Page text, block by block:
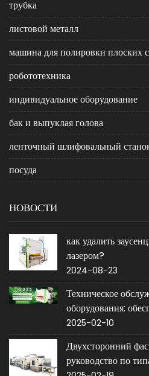
трубка
листовой металл
машина для полировки плоских
робототехника
индивидуальное оборудование
бак и выпуклая голова
ленточный шлифовальный
посуда
НОВОСТИ
как удалить
лазером?
2024-08-23
Техническое
оборудования:
производительности
2025-02-10
Двухсторонний
руководство по